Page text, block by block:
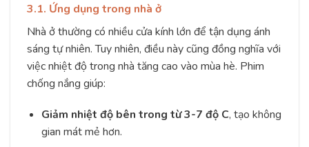
3.1. Ứng dụng trong nhà ở
Nhà ở thường có nhiều cửa kính lớn để tận dụng ánh
sáng tự nhiên. Tuy nhiên, điều này cũng đồng nghĩa với
việc nhiệt độ trong nhà tăng cao vào mùa hè. Phim
chống nắng giúp:
Giảm nhiệt độ bên trong từ 3-7 độ C, tạo không
gian mát mẻ hơn.